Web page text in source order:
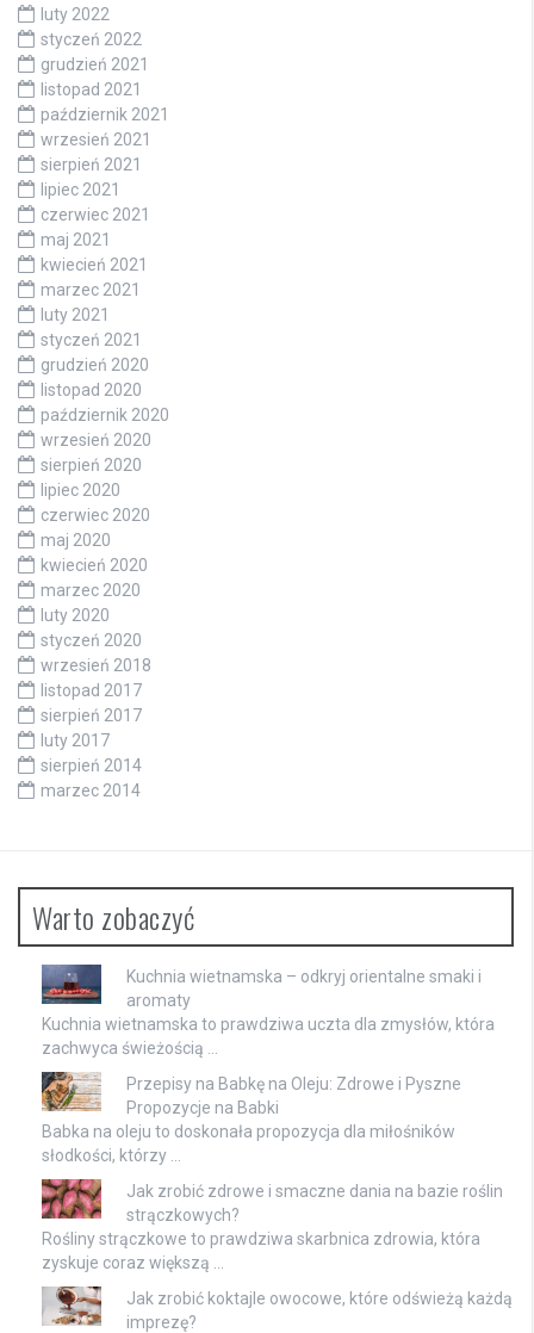
luty 2022
styczeń 2022
grudzień 2021
listopad 2021
październik 2021
wrzesień 2021
sierpień 2021
lipiec 2021
czerwiec 2021
maj 2021
kwiecień 2021
marzec 2021
luty 2021
styczeń 2021
grudzień 2020
listopad 2020
październik 2020
wrzesień 2020
sierpień 2020
lipiec 2020
czerwiec 2020
maj 2020
kwiecień 2020
marzec 2020
luty 2020
styczeń 2020
wrzesień 2018
listopad 2017
sierpień 2017
luty 2017
sierpień 2014
marzec 2014
Warto zobaczyć
Kuchnia wietnamska – odkryj orientalne smaki i
aromaty
Kuchnia wietnamska to prawdziwa uczta dla zmysłów, która
zachwyca świeżością …
Przepisy na Babkę na Oleju: Zdrowe i Pyszne
Propozycje na Babki
Babka na oleju to doskonała propozycja dla miłośników
słodkości, którzy …
Jak zrobić zdrowe i smaczne dania na bazie roślin
strączkowych?
Rośliny strączkowe to prawdziwa skarbnica zdrowia, która
zyskuje coraz większą …
Jak zrobić koktajle owocowe, które odświeżą każdą
imprezę?